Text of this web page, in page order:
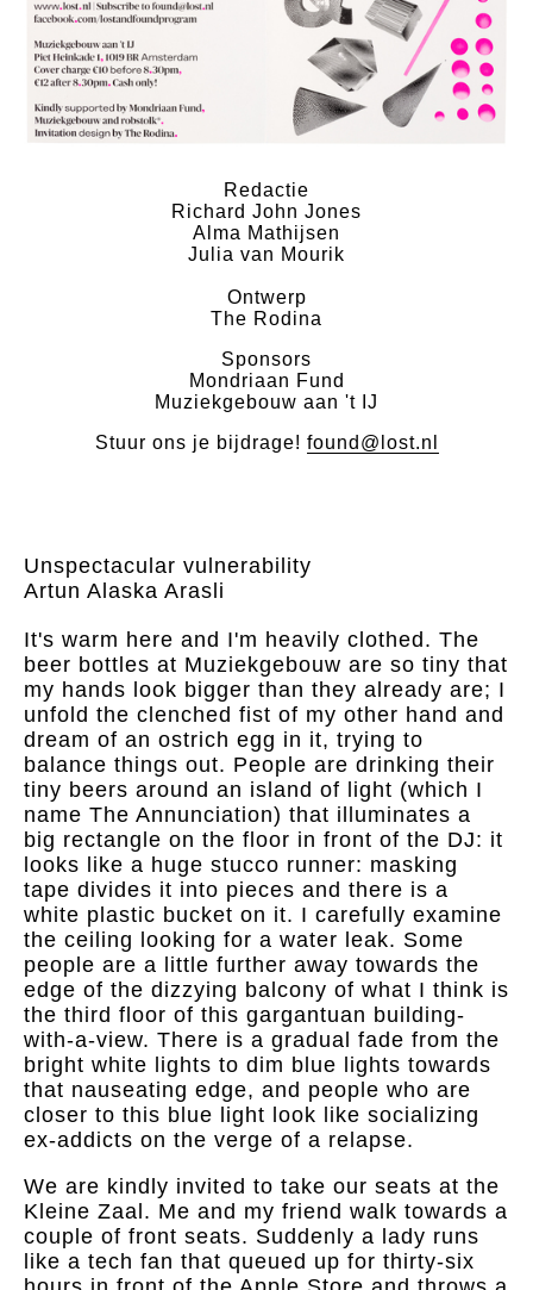
Redactie
Richard John Jones
Alma Mathijsen
Julia van Mourik
Ontwerp
The Rodina
Sponsors
Mondriaan Fund
Muziekgebouw aan 't IJ
Stuur ons je bijdrage! found@lost.nl
Unspectacular vulnerability
Artun Alaska Arasli
It's warm here and I'm heavily clothed. The
beer bottles at Muziekgebouw are so tiny that
my hands look bigger than they already are; I
unfold the clenched fist of my other hand and
dream of an ostrich egg in it, trying to
balance things out. People are drinking their
tiny beers around an island of light (which I
name The Annunciation) that illuminates a
big rectangle on the floor in front of the DJ: it
looks like a huge stucco runner: masking
tape divides it into pieces and there is a
white plastic bucket on it. I carefully examine
the ceiling looking for a water leak. Some
people are a little further away towards the
edge of the dizzying balcony of what I think is
the third floor of this gargantuan building-
with-a-view. There is a gradual fade from the
bright white lights to dim blue lights towards
that nauseating edge, and people who are
closer to this blue light look like socializing
ex-addicts on the verge of a relapse.
We are kindly invited to take our seats at the
Kleine Zaal. Me and my friend walk towards a
couple of front seats. Suddenly a lady runs
like a tech fan that queued up for thirty-six